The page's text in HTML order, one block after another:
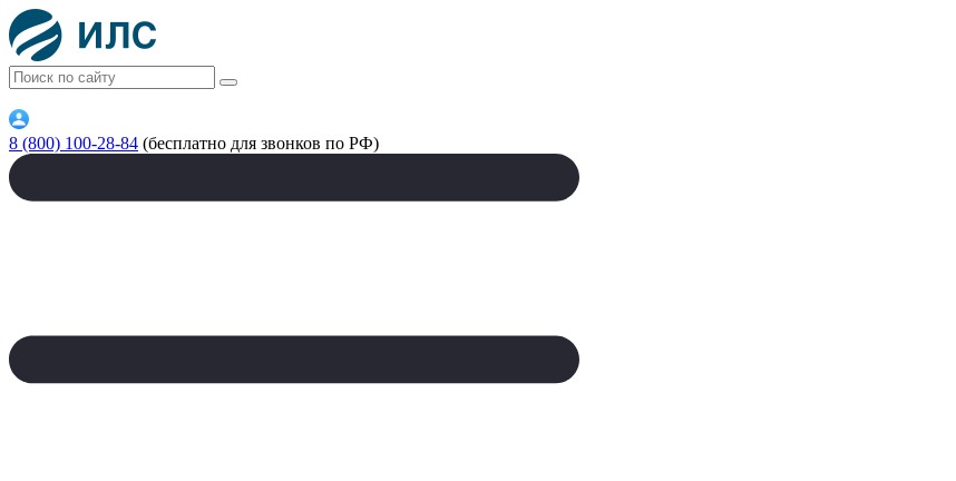
8 (800) 100-28-84 (бесплатно для звонков по РФ)